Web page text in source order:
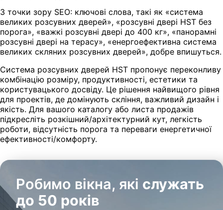
З точки зору SEO: ключові слова, такі як «система
великих розсувних дверей», «розсувні двері HST без
порога», «важкі розсувні двері до 400 кг», «панорамні
розсувні двері на терасу», «енергоефективна система
великих скляних розсувних дверей», добре впишуться.
Система розсувних дверей HST пропонує переконливу
комбінацію розміру, продуктивності, естетики та
користувацького досвіду. Це рішення найвищого рівня
для проектів, де домінують скління, важливий дизайн і
якість. Для вашого каталогу або листа продажів
підкресліть розкішний/архітектурний кут, легкість
роботи, відсутність порога та переваги енергетичної
ефективності/комфорту.
Робимо вікна, які служать
до 50 років